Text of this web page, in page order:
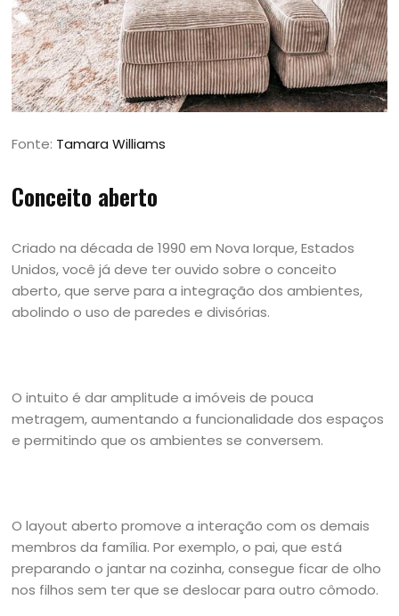
Fonte: Tamara Williams
Conceito aberto
Criado na década de 1990 em Nova Iorque, Estados
Unidos, você já deve ter ouvido sobre o conceito
aberto, que serve para a integração dos ambientes,
abolindo o uso de paredes e divisórias.
O intuito é dar amplitude a imóveis de pouca
metragem, aumentando a funcionalidade dos espaços
e permitindo que os ambientes se conversem.
O layout aberto promove a interação com os demais
membros da família. Por exemplo, o pai, que está
preparando o jantar na cozinha, consegue ficar de olho
nos filhos sem ter que se deslocar para outro cômodo.